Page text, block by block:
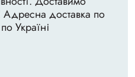
доставка по
Україні